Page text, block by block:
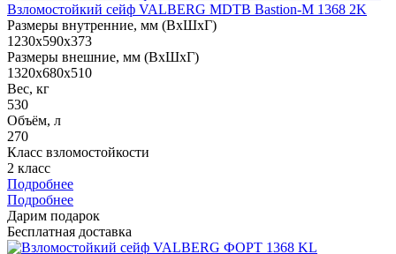
Взломостойкий сейф VALBERG MDTB Bastion-M 1368 2K
Размеры внутренние, мм (ВхШхГ)
1230x590x373
Размеры внешние, мм (ВхШхГ)
1320x680x510
Вес, кг
530
Объём, л
270
Класс взломостойкости
2 класс
Подробнее
Подробнее
Дарим подарок
Бесплатная доставка